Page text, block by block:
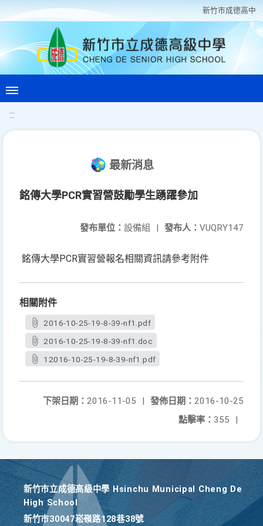
新竹巿成德高中
:::
最新消息
銘傳大學PCR實習營鼓勵學生踴躍參加
發布人： VUQRY147
發布單位： 設備組 |
銘傳大學PCR實習營報名相關資訊請參考附件
相關附件
2016-10-25-19-8-39-nf1.pdf
2016-10-25-19-8-39-nf1.doc
12016-10-25-19-8-39-nf1.pdf
發佈日期： 2016-10-25
下架日期： 2016-11-05
|
點擊率： 355 |
新竹巿立成德高級中學 Hsinchu Municipal Cheng De
High School
新竹巿30047崧嶺路128巷38號